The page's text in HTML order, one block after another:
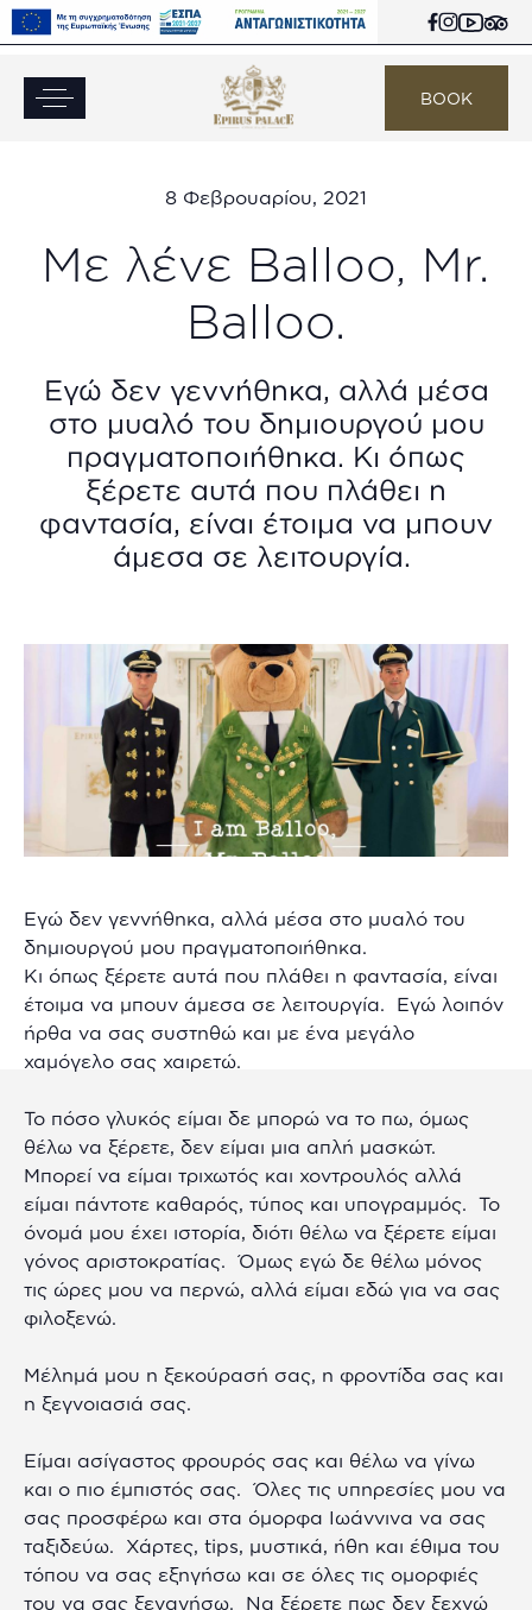
BOOK
8 Φεβρουαρίου, 2021
Με λένε Balloo, Mr.
Balloo.
Εγώ δεν γεννήθηκα, αλλά μέσα
στο μυαλό του δημιουργού μου
πραγματοποιήθηκα. Κι όπως
ξέρετε αυτά που πλάθει η
φαντασία, είναι έτοιμα να μπουν
άμεσα σε λειτουργία.
Εγώ δεν γεννήθηκα, αλλά μέσα στο μυαλό του
δημιουργού μου πραγματοποιήθηκα.
Κι όπως ξέρετε αυτά που πλάθει η φαντασία, είναι
έτοιμα να μπουν άμεσα σε λειτουργία. Εγώ λοιπόν
ήρθα να σας συστηθώ και με ένα μεγάλο
χαμόγελο σας χαιρετώ.
Το πόσο γλυκός είμαι δε μπορώ να το πω, όμως
θέλω να ξέρετε, δεν είμαι μια απλή μασκώτ.
Μπορεί να είμαι τριχωτός και χοντρουλός αλλά
είμαι πάντοτε καθαρός, τύπος και υπογραμμός. Το
όνομά μου έχει ιστορία, διότι θέλω να ξέρετε είμαι
γόνος αριστοκρατίας. Όμως εγώ δε θέλω μόνος
τις ώρες μου να περνώ, αλλά είμαι εδώ για να σας
φιλοξενώ.
Μέλημά μου η ξεκούρασή σας, η φροντίδα σας και
η ξεγνοιασιά σας.
Είμαι ασίγαστος φρουρός σας και θέλω να γίνω
και ο πιο έμπιστός σας. Όλες τις υπηρεσίες μου να
σας προσφέρω και στα όμορφα Ιωάννινα να σας
ταξιδεύω. Χάρτες, tips, μυστικά, ήθη και έθιμα του
τόπου να σας εξηγήσω και σε όλες τις ομορφιές
του να σας ξεναγήσω. Να ξέρετε πως δεν ξεχνώ